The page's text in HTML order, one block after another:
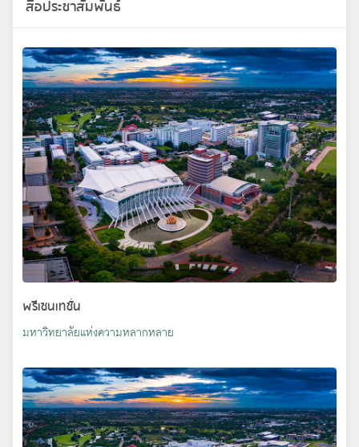
สื่อประชาสัมพันธ์
พรีเซนเทชั่น
มหาวิทยาลัยแห่งความหลากหลาย